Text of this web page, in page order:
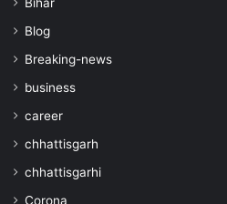
Bihar
Blog
Breaking-news
business
career
chhattisgarh
chhattisgarhi
Corona